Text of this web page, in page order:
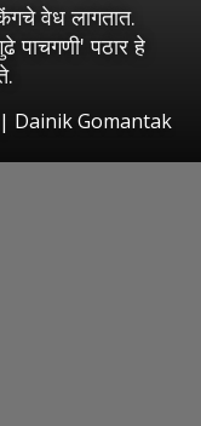
वेध लागतात.
पाचगणी' पठार हे
Dainik Gomantak